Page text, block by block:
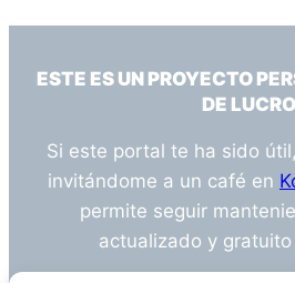
ESTE ES UN PROYECTO
DE LUCRO
Si este portal te ha sido
invitándome a un café en
permite seguir
actualizado y